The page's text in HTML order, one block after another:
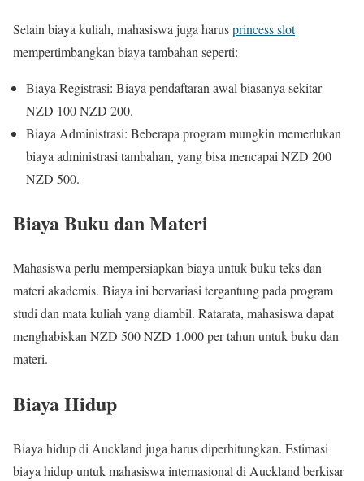
Selain biaya kuliah, mahasiswa juga harusprincess slot
mempertimbangkan biaya tambahan seperti:
Biaya Registrasi: Biaya pendaftaran awal biasanya sekitar
NZD 100 NZD 200.
Biaya Administrasi: Beberapa program mungkin memerlukan
biaya administrasi tambahan, yang bisa mencapai NZD 200
NZD 500.
Biaya Buku dan Materi
Mahasiswa perlu mempersiapkan biaya untuk buku teks dan
materi akademis. Biaya ini bervariasi tergantung pada program
studi dan mata kuliah yang diambil. Ratarata, mahasiswa dapat
menghabiskan NZD 500 NZD 1.000 per tahun untuk buku dan
materi.
Biaya Hidup
Biaya hidup di Auckland juga harus diperhitungkan. Estimasi
biaya hidup untuk mahasiswa internasional di Auckland berkisar